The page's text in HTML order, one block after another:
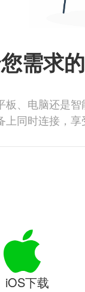
需求
、电脑还是智
同时连接，享
iOS下载